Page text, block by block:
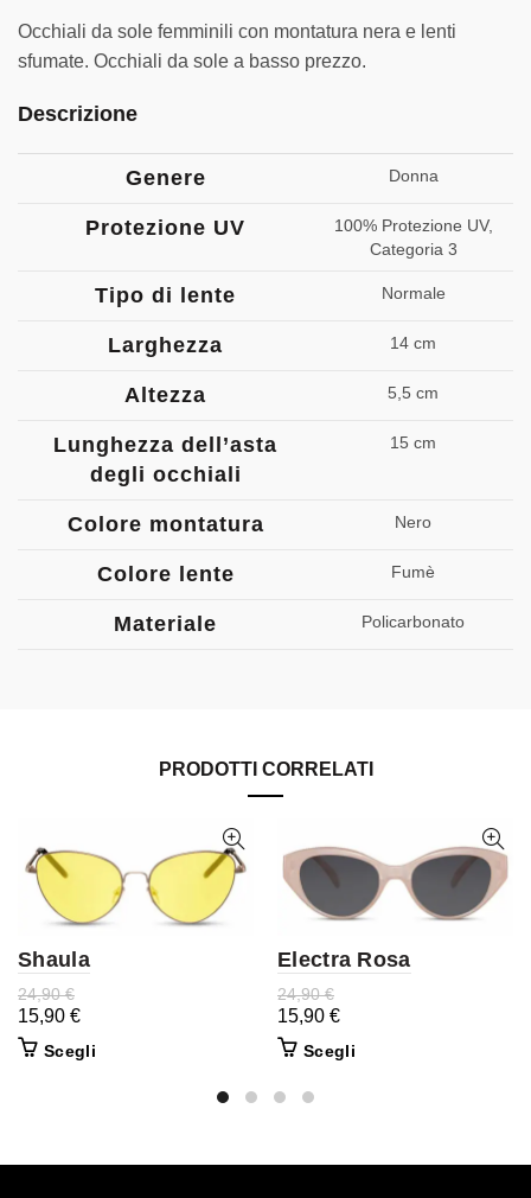
Occhiali da sole femminili con montatura nera e lenti
sfumate. Occhiali da sole a basso prezzo.
Descrizione
Genere Donna
Protezione UV
100% Protezione UV,
Categoria 3
Tipo di lente Normale
Larghezza 14 cm
Altezza 5,5 cm
Lunghezza dell’asta
degli occhiali
15 cm
Colore montatura Nero
Colore lente Fumè
Materiale Policarbonato
PRODOTTI CORRELATI
Shaula
24,90€
15,90 €
Scegli
Electra Rosa
24,90€
15,90 €
Scegli